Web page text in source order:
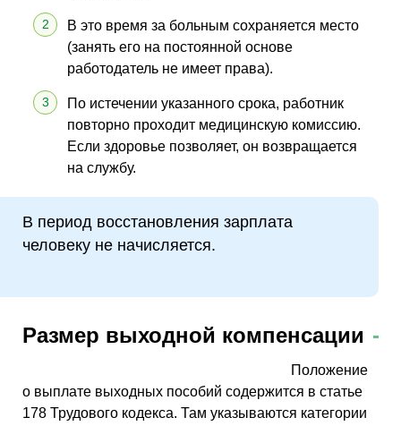
В это время за больным сохраняется место
(занять его на постоянной основе
работодатель не имеет права).
По истечении указанного срока, работник
повторно проходит медицинскую комиссию.
Если здоровье позволяет, он возвращается
на службу.
В период восстановления зарплата
человеку не начисляется.
Размер выходной компенсации
Положение
о выплате выходных пособий содержится в статье
178 Трудового кодекса. Там указываются категории